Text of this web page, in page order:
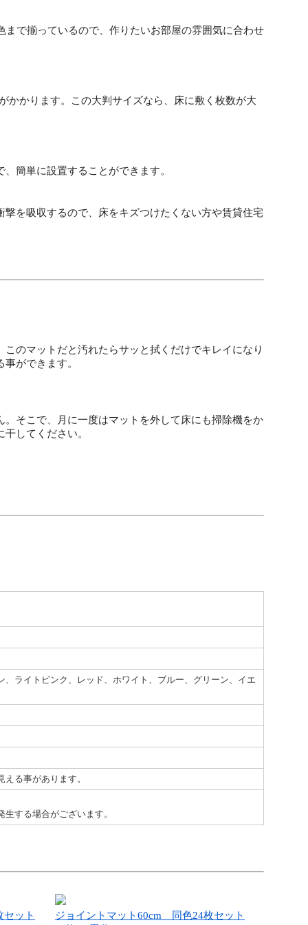
で揃っているので、作りたいお部屋の雰囲気に合わせ
かかります。この大判サイズなら、床に敷く枚数が大
簡単に設置することができます。
を吸収するので、床をキズつけたくない方や賃貸住宅
のマットだと汚れたらサッと拭くだけでキレイになり
ができます。
そこで、月に一度はマットを外して床にも掃除機をか
してください。
ライトピンク、レッド、ホワイト、ブルー、グリーン、イエ
る事があります。
する場合がございます。
ット
ジョイントマット60cm 同色24枚セット